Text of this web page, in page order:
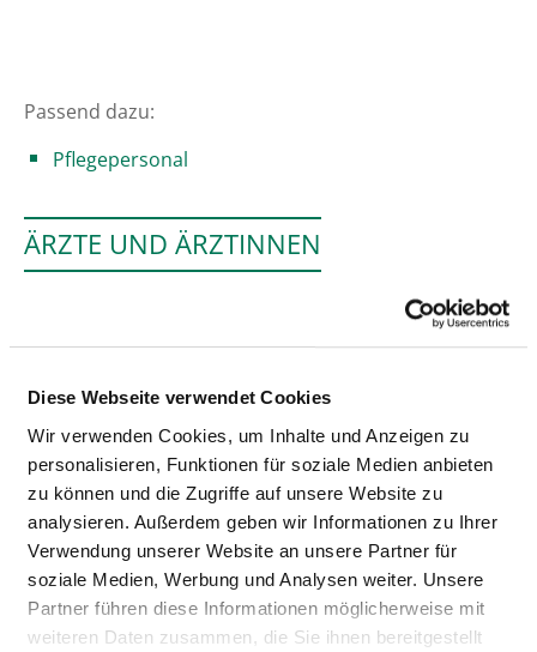
Diese Webseite verwendet Cookies
Wir verwenden Cookies, um Inhalte und Anzeigen zu
personalisieren, Funktionen für soziale Medien anbieten
zu können und die Zugriffe auf unsere Website zu
analysieren. Außerdem geben wir Informationen zu Ihrer
Verwendung unserer Website an unsere Partner für
soziale Medien, Werbung und Analysen weiter. Unsere
Partner führen diese Informationen möglicherweise mit
weiteren Daten zusammen, die Sie ihnen bereitgestellt
Passend dazu:
Pflegepersonal
ÄRZTE UND ÄRZTINNEN
Personelle Ausstattung der Fachabteilung mit
Ärztinnen und Ärzten. Mitarbeitende, die nicht
eindeutig einer Fachabteilung zugeordnet werden
erfasst.
LEITENDER ARZT/LEITENDE ÄRZTIN
Dr. med. Andreas Großhans
Leitender Arzt